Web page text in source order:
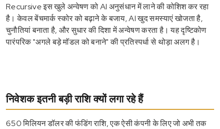
Recursive इस खुले अन्वेषण को AI अनुसंधान में लाने की कोशिश कर रहा
है। केवल बेंचमार्क स्कोर को बढ़ाने के बजाय, AI खुद समस्याएं खोजता है,
चुनौतियां बनाता है, और सुधार की दिशा में अन्वेषण करता है। यह दृष्टिकोण
पारंपरिक "अगले बड़े मॉडल को बनाने" की प्रतिस्पर्धा से थोड़ा अलग है।
निवेशक इतनी बड़ी राशि क्यों लगा रहे हैं
650 मिलियन डॉलर की फंडिंग राशि, एक ऐसी कंपनी के लिए जो अभी तक